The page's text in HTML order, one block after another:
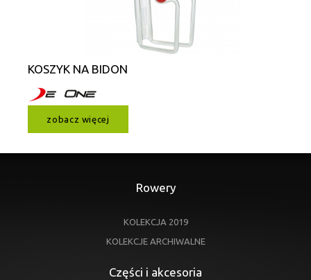
KOSZYK NA BIDON
zobacz więcej
Rowery
KOLEKCJA 2019
KOLEKCJE ARCHIWALNE
Części i akcesoria